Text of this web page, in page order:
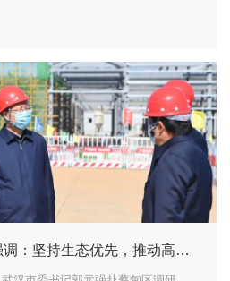
常委、市委书记郭元强主持会议。会
：坚持生态优先，推动高质